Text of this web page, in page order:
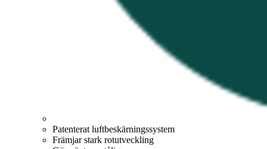
Patenterat luftbeskärningssystem
Främjar stark rotutveckling